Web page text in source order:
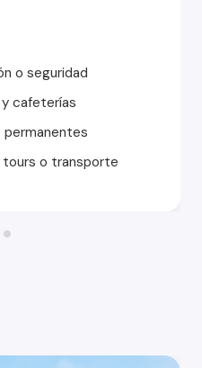
o seguridad
cafeterías
tours o transporte